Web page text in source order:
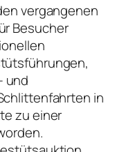
vergangenen
Besucher
und
in
zu einer